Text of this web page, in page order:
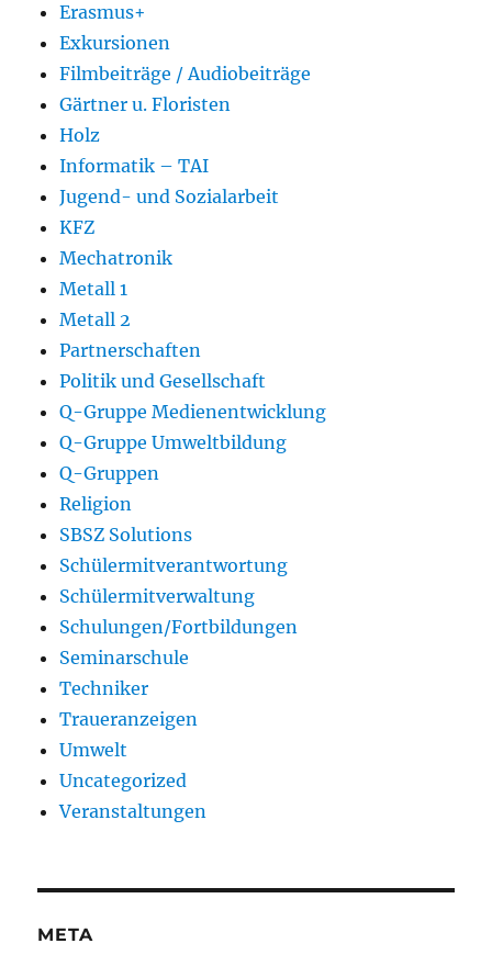
Erasmus+
Exkursionen
Filmbeiträge / Audiobeiträge
Gärtner u. Floristen
Holz
Informatik – TAI
Jugend- und Sozialarbeit
KFZ
Mechatronik
Metall 1
Metall 2
Partnerschaften
Politik und Gesellschaft
Q-Gruppe Medienentwicklung
Q-Gruppe Umweltbildung
Q-Gruppen
Religion
SBSZ Solutions
Schülermitverantwortung
Schülermitverwaltung
Schulungen/Fortbildungen
Seminarschule
Techniker
Traueranzeigen
Umwelt
Uncategorized
Veranstaltungen
META